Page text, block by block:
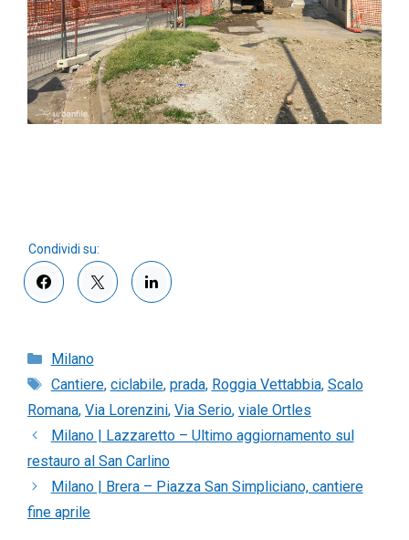
Categorie
Milano
Tag
Cantiere, ciclabile, prada, Roggia Vettabbia, Scalo
Romana, Via Lorenzini, Via Serio, viale Ortles
Milano | Lazzaretto – Ultimo aggiornamento sul
restauro al San Carlino
Milano | Brera – Piazza San Simpliciano, cantiere
fine aprile